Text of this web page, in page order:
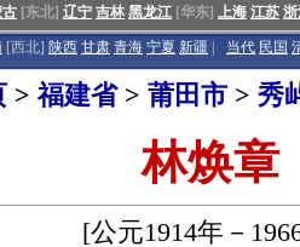
古 [东北] 辽宁 吉林 黑龙江 [华东] 上海 江苏
[西北] 陕西 甘肃 青海 宁夏 新疆 当代 民国
>福建省> 莆田市 > 秀
林焕章
[公元1914年－